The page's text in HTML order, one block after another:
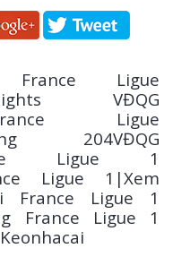
Ligue
VĐQG
Ligue
204VĐQG
Ligue 1
Ligue 1|Xem
France Ligue 1
France Ligue 1